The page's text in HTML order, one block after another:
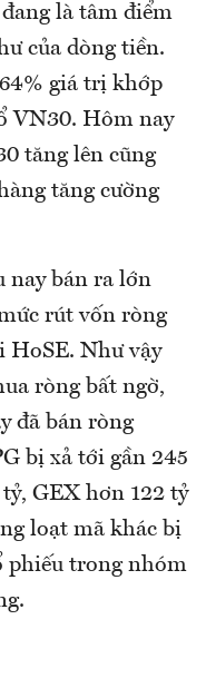
là tâm điểm
của dòng tiền.
giá trị khớp
VN30. Hôm nay
tăng lên cũng
tăng cường
nay bán ra lớn
rút vốn ròng
HoSE. Như vậy
ròng bất ngờ,
đã bán ròng
bị xả tới gần 245
GEX hơn 122 tỷ
loạt mã khác bị
phiếu trong nhóm